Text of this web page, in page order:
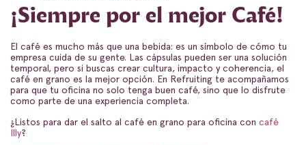
¡Siempre por el mejor Café!
El café es mucho más que una bebida: es un símbolo de cómo tu
empresa cuida de su gente. Las cápsulas pueden ser una solución
temporal, pero si buscas crear cultura, impacto y coherencia, el
café en grano es la mejor opción. En Refruiting te acompañamos
para que tu oficina no solo tenga buen café, sino que lo disfrute
como parte de una experiencia completa.
¿Listos para dar el salto al café en grano para oficina con café
Illy?